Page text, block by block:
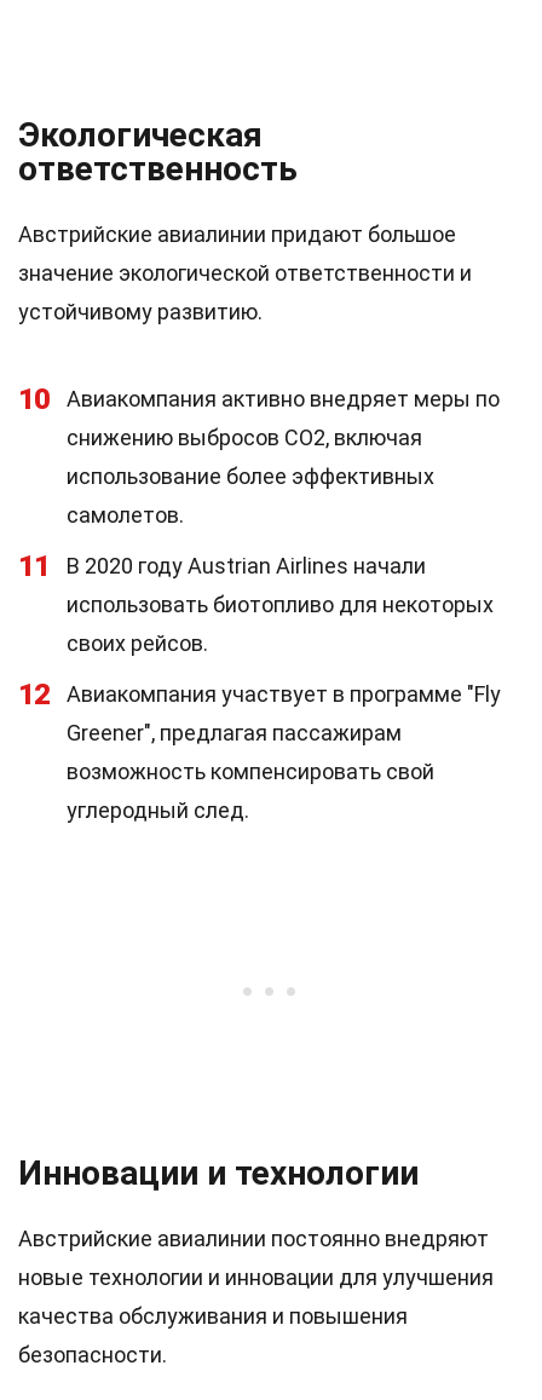
Экологическая
ответственность
Австрийские авиалинии придают большое
значение экологической ответственности и
устойчивому развитию.
10
Авиакомпания активно внедряет меры по
снижению выбросов CO2, включая
использование более эффективных
самолетов.
11
В 2020 году Austrian Airlines начали
использовать биотопливо для некоторых
своих рейсов.
12
Авиакомпания участвует в программе "Fly
Greener", предлагая пассажирам
возможность компенсировать свой
углеродный след.
Инновации и технологии
Австрийские авиалинии постоянно внедряют
новые технологии и инновации для улучшения
качества обслуживания и повышения
безопасности.